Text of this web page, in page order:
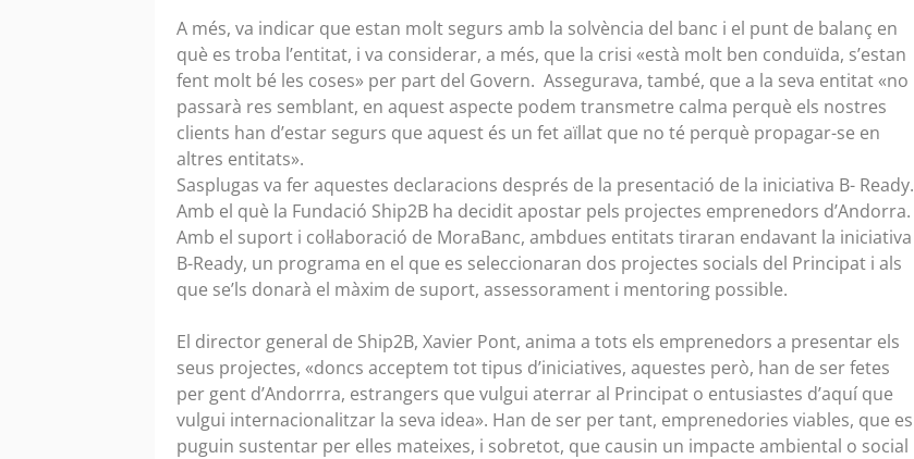
A més, va indicar que estan molt segurs amb la solvència del banc i el punt de balanç en
què es troba l’entitat, i va considerar, a més, que la crisi «està molt ben conduïda, s’estan
fent molt bé les coses» per part del Govern. Assegurava, també, que a la seva entitat «no
passarà res semblant, en aquest aspecte podem transmetre calma perquè els nostres
clients han d’estar segurs que aquest és un fet aïllat que no té perquè propagar-se en
altres entitats».
Sasplugas va fer aquestes declaracions després de la presentació de la iniciativa B- Ready.
Amb el què la Fundació Ship2B ha decidit apostar pels projectes emprenedors d’Andorra.
Amb el suport i col·laboració de MoraBanc, ambdues entitats tiraran endavant la iniciativa
B-Ready, un programa en el que es seleccionaran dos projectes socials del Principat i als
que se’ls donarà el màxim de suport, assessorament i mentoring possible.
El director general de Ship2B, Xavier Pont, anima a tots els emprenedors a presentar els
seus projectes, «doncs acceptem tot tipus d’iniciatives, aquestes però, han de ser fetes
per gent d’Andorrra, estrangers que vulgui aterrar al Principat o entusiastes d’aquí que
vulgui internacionalitzar la seva idea». Han de ser per tant, emprenedories viables, que es
puguin sustentar per elles mateixes, i sobretot, que causin un impacte ambiental o social